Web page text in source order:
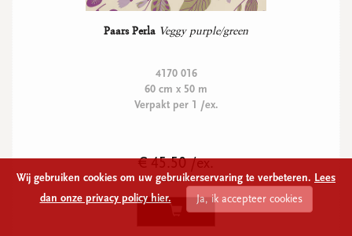
Paars Perla Veggy purple/green
4170 016
60 cm x 50 m
Verpakt per 1 /ex.
€ 45.50 /ex.
Excl BTW
Wij gebruiken cookies om uw gebruikerservaring te verbeteren. Lees
dan onze privacy policy hier.
Ja, ik accepteer cookies